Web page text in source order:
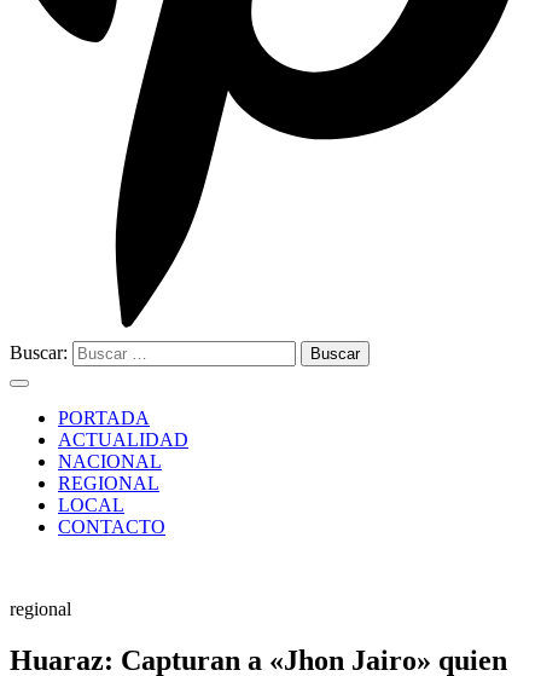
Buscar:
PORTADA
ACTUALIDAD
NACIONAL
REGIONAL
LOCAL
CONTACTO
regional
Huaraz: Capturan a «Jhon Jairo» quien